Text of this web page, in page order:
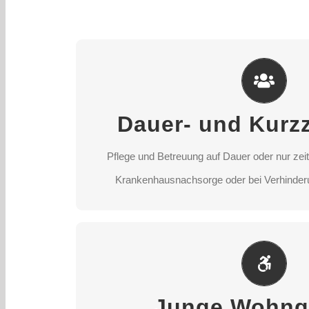
Dauer- und
Pflege und Betreuung auf Dauer oder nur
Krankenhausnachsorge oder bei
Dauer- und
Pflege und Betreuung auf Dauer oder nur
Krankenhausnachsorge oder bei
STANDORT
Junge
Pflege und Betreuung für Menschen